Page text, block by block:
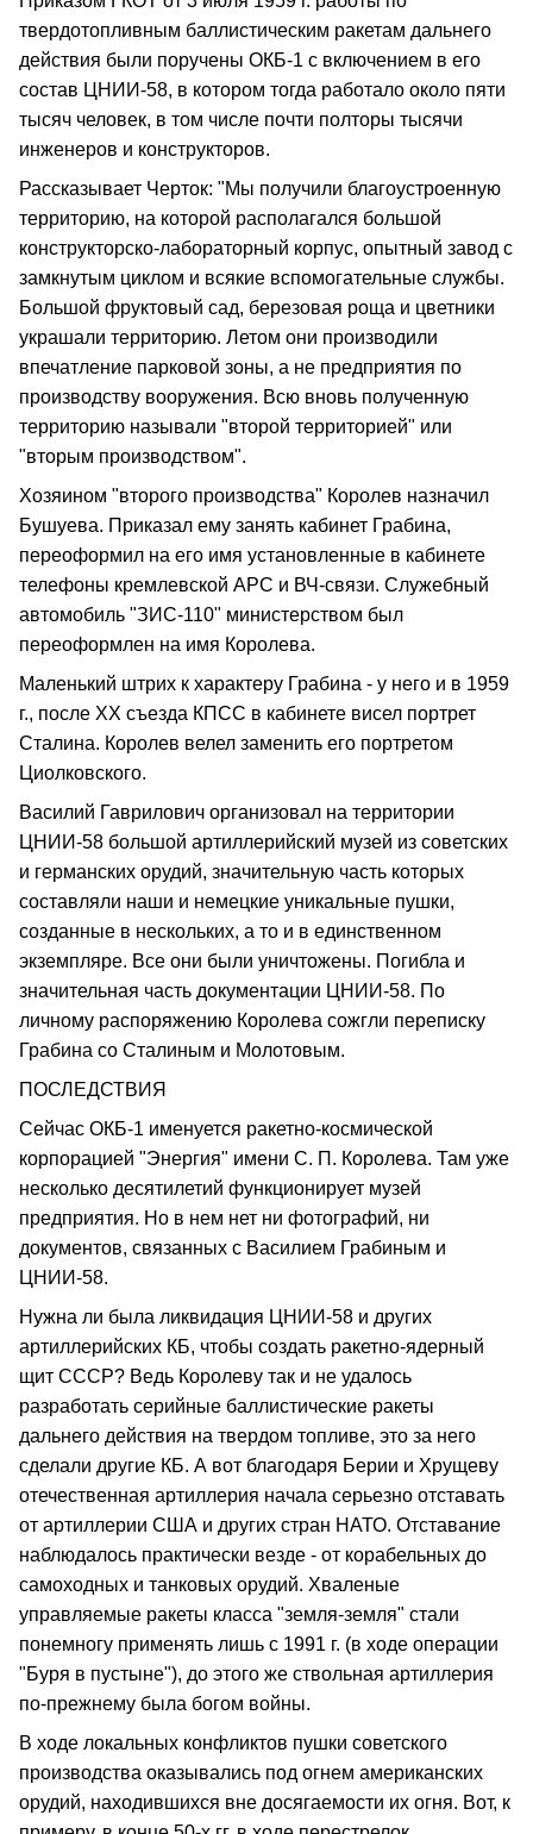
твердотопливным баллистическим ракетам дальнего
действия были поручены ОКБ-1 с включением в его
состав ЦНИИ-58, в котором тогда работало около пяти
тысяч человек, в том числе почти полторы тысячи
инженеров и конструкторов.
Рассказывает Черток: "Мы получили благоустроенную
территорию, на которой располагался большой
конструкторско-лабораторный корпус, опытный завод с
замкнутым циклом и всякие вспомогательные службы.
Большой фруктовый сад, березовая роща и цветники
украшали территорию. Летом они производили
впечатление парковой зоны, а не предприятия по
производству вооружения. Всю вновь полученную
территорию называли "второй территорией" или
"вторым производством".
Хозяином "второго производства" Королев назначил
Бушуева. Приказал ему занять кабинет Грабина,
переоформил на его имя установленные в кабинете
телефоны кремлевской АРС и ВЧ-связи. Служебный
автомобиль "ЗИС-110" министерством был
переоформлен на имя Королева.
Маленький штрих к характеру Грабина - у него и в 1959
г., после ХХ съезда КПСС в кабинете висел портрет
Сталина. Королев велел заменить его портретом
Циолковского.
Василий Гаврилович организовал на территории
ЦНИИ-58 большой артиллерийский музей из советских
и германских орудий, значительную часть которых
составляли наши и немецкие уникальные пушки,
созданные в нескольких, а то и в единственном
экземпляре. Все они были уничтожены. Погибла и
значительная часть документации ЦНИИ-58. По
личному распоряжению Королева сожгли переписку
Грабина со Сталиным и Молотовым.
ПОСЛЕДСТВИЯ
Сейчас ОКБ-1 именуется ракетно-космической
корпорацией "Энергия" имени С. П. Королева. Там уже
несколько десятилетий функционирует музей
предприятия. Но в нем нет ни фотографий, ни
документов, связанных с Василием Грабиным и
ЦНИИ-58.
Нужна ли была ликвидация ЦНИИ-58 и других
артиллерийских КБ, чтобы создать ракетно-ядерный
щит СССР? Ведь Королеву так и не удалось
разработать серийные баллистические ракеты
дальнего действия на твердом топливе, это за него
сделали другие КБ. А вот благодаря Берии и Хрущеву
отечественная артиллерия начала серьезно отставать
от артиллерии США и других стран НАТО. Отставание
наблюдалось практически везде - от корабельных до
самоходных и танковых орудий. Хваленые
управляемые ракеты класса "земля-земля" стали
понемногу применять лишь с 1991 г. (в ходе операции
"Буря в пустыне"), до этого же ствольная артиллерия
по-прежнему была богом войны.
В ходе локальных конфликтов пушки советского
производства оказывались под огнем американских
орудий, находившихся вне досягаемости их огня. Вот, к